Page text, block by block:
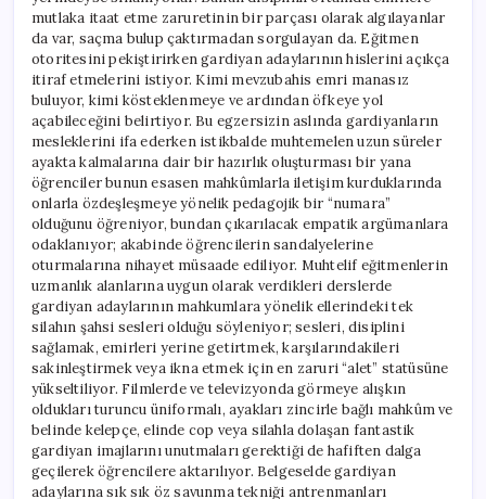
mutlaka itaat etme zaruretinin bir parçası olarak algılayanlar
da var, saçma bulup çaktırmadan sorgulayan da. Eğitmen
otoritesini pekiştirirken gardiyan adaylarının hislerini açıkça
itiraf etmelerini istiyor. Kimi mevzubahis emri manasız
buluyor, kimi kösteklenmeye ve ardından öfkeye yol
açabileceğini belirtiyor. Bu egzersizin aslında gardiyanların
mesleklerini ifa ederken istikbalde muhtemelen uzun süreler
ayakta kalmalarına dair bir hazırlık oluşturması bir yana
öğrenciler bunun esasen mahkûmlarla iletişim kurduklarında
onlarla özdeşleşmeye yönelik pedagojik bir “numara”
olduğunu öğreniyor, bundan çıkarılacak empatik argümanlara
odaklanıyor; akabinde öğrencilerin sandalyelerine
oturmalarına nihayet müsaade ediliyor. Muhtelif eğitmenlerin
uzmanlık alanlarına uygun olarak verdikleri derslerde
gardiyan adaylarının mahkumlara yönelik ellerindeki tek
silahın şahsi sesleri olduğu söyleniyor; sesleri, disiplini
sağlamak, emirleri yerine getirtmek, karşılarındakileri
sakinleştirmek veya ikna etmek için en zaruri “alet” statüsüne
yükseltiliyor. Filmlerde ve televizyonda görmeye alışkın
oldukları turuncu üniformalı, ayakları zincirle bağlı mahkûm ve
belinde kelepçe, elinde cop veya silahla dolaşan fantastik
gardiyan imajlarını unutmaları gerektiği de hafiften dalga
geçilerek öğrencilere aktarılıyor. Belgeselde gardiyan
adaylarına sık sık öz savunma tekniği antrenmanları